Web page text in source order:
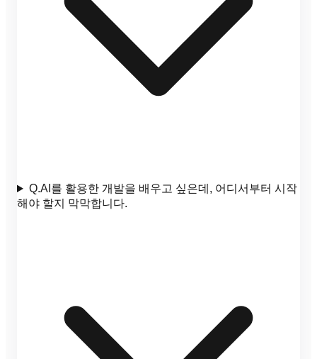
Q.AI를 활용한 개발을 배우고 싶은데, 어디서부터 시작
해야 할지 막막합니다.